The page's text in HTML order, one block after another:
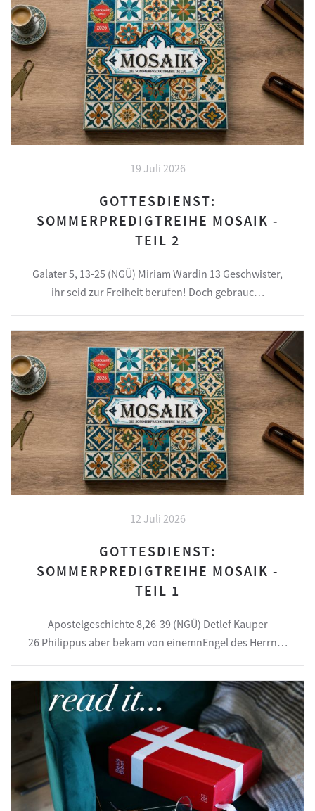
19 Juli 2026
GOTTESDIENST:
SOMMERPREDIGTREIHE MOSAIK -
TEIL 2
Galater 5, 13-25 (NGÜ) Miriam Wardin 13 Geschwister,
ihr seid zur Freiheit berufen! Doch gebrauc…
12 Juli 2026
GOTTESDIENST:
SOMMERPREDIGTREIHE MOSAIK -
TEIL 1
Apostelgeschichte 8,26-39 (NGÜ) Detlef Kauper
26 Philippus aber bekam von einemnEngel des Herrn…